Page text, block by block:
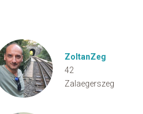
ZoltanZeg
42
Zalaegerszeg